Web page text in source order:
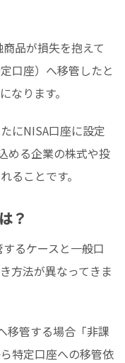
品が損失を抱えて
口座）へ移管したと
なります。
にNISA口座に設定
める企業の株式や投
ることです。
？
るケースと一般口
方法が異なってきま
移管する場合「非課
特定口座への移管依